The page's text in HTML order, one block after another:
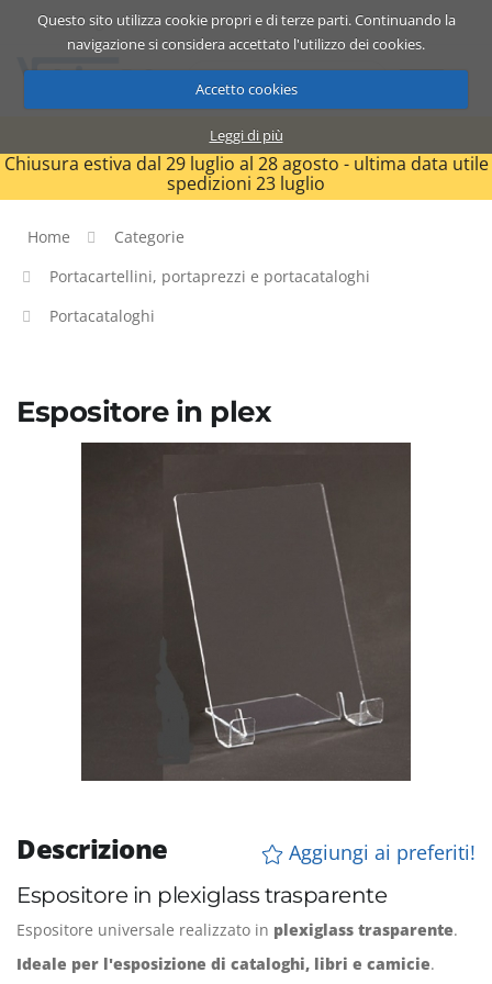
Questo sito utilizza cookie propri e di terze parti. Continuando la
navigazione si considera accettato l'utilizzo dei cookies.
Accetto cookies
Leggi di più
Catalogo Carrello ITA
Chiusura estiva dal 29 luglio al 28 agosto - ultima data utile
spedizioni 23 luglio
Home
Categorie
Portacartellini, portaprezzi e portacataloghi
Portacataloghi
Espositore in plex
Descrizione
Aggiungi ai preferiti!
Espositore in plexiglass trasparente
Espositore universale realizzato in plexiglass trasparente.
Ideale per l'esposizione di cataloghi, libri e camicie.